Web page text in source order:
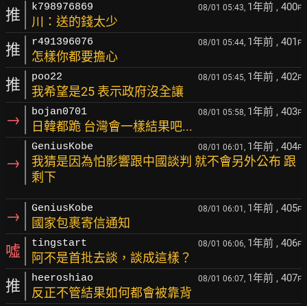
推 k798976869 08/01 05:43, 1年前 , 400F
川：送的錢太少
推 r491396076 08/01 05:44, 1年前 , 401 F
怎樣你都要擔心
推 poo22 08/01 05:45, 1年前 , 402F
我希望是25 表示政府沒全讓
→ bojan0701 08/01 05:58, 1年前 , 403F
日韓都跪 台灣會一樣結果吧...
→
GeniusKobe 08/01 06:01, 1年前 , 404F
我猜是因為怕影響跟中國談判 就不會另外公布 跟
剩下
→ GeniusKobe 08/01 06:01, 1年前 , 405F
國家包裹寄信通知
噓 tingstart 08/01 06:06, 1年前 , 406F
阿不是首批去談，談成這樣？
推 heeroshiao 08/01 06:07, 1年前 , 407F
反正不管結果如何都會被靠背